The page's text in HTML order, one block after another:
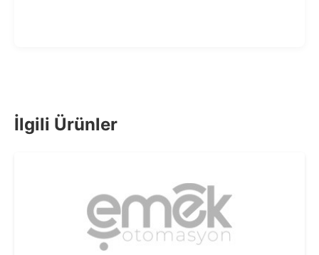
İlgili Ürünler